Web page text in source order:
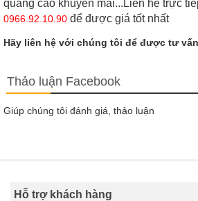
quảng cáo khuyến mãi...Liên hệ trực
0966.92.10.90 để được giá tốt nhất
Hãy liên hệ với chúng tôi để được tư
Thảo luận Facebook
Giúp chúng tôi đánh giá, thảo luận
Hỗ trợ khách hàng